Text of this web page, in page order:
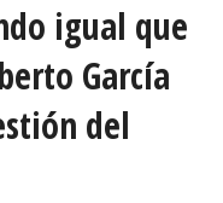
igual que
García
del